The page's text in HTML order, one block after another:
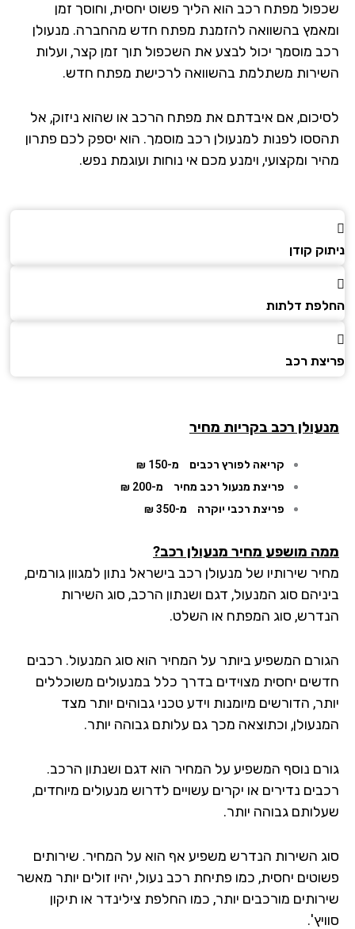
שכפול מפתח רכב הוא הליך פשוט יחסית, וחוסך זמן
ומאמץ בהשוואה להזמנת מפתח חדש מהחברה. מנעולן
רכב מוסמך יכול לבצע את השכפול תוך זמן קצר, ועלות
השירות משתלמת בהשוואה לרכישת מפתח חדש.
לסיכום, אם איבדתם את מפתח הרכב או שהוא ניזוק, אל
תהססו לפנות למנעולן רכב מוסמך. הוא יספק לכם פתרון
מהיר ומקצועי, וימנע מכם אי נוחות ועוגמת נפש.
ניתוק קודן
החלפת דלתות
פריצת רכב
מנעולן רכב בקריות מחיר
קריאה לפורץ רכבים
מ-150 ₪
פריצת מנעול רכב מחיר
מ-200 ₪
פריצת רכבי יוקרה
מ-350 ₪
ממה מושפע מחיר מנעולן רכב?
מחיר שירותיו של מנעולן רכב בישראל נתון למגוון גורמים,
ביניהם סוג המנעול, דגם ושנתון הרכב, סוג השירות
הנדרש, סוג המפתח או השלט.
הגורם המשפיע ביותר על המחיר הוא סוג המנעול. רכבים
חדשים יחסית מצוידים בדרך כלל במנעולים משוכללים
יותר, הדורשים מיומנות וידע טכני גבוהים יותר מצד
המנעולן, וכתוצאה מכך גם עלותם גבוהה יותר.
גורם נוסף המשפיע על המחיר הוא דגם ושנתון הרכב.
רכבים נדירים או יקרים עשויים לדרוש מנעולים מיוחדים,
שעלותם גבוהה יותר.
סוג השירות הנדרש משפיע אף הוא על המחיר. שירותים
פשוטים יחסית, כמו פתיחת רכב נעול, יהיו זולים יותר מאשר
שירותים מורכבים יותר, כמו החלפת צילינדר או תיקון
סוויץ'.